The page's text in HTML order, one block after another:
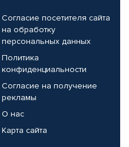
Согласие посетителя сайта
на обработку
персональных данных
Политика
конфиденциальности
Согласие на получение
рекламы
О нас
Карта сайта